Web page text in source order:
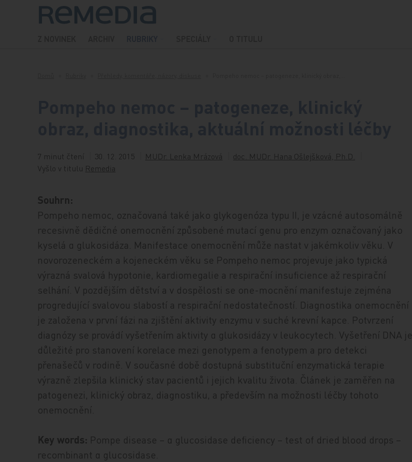
Přeskočit na obsah
7 minut čtení 30. 12. 2015 MUDr. Lenka Mrázová
doc. MUDr. Hana Ošlejšková, Ph.D.
Vyšlo v titulu Remedia
Souhrn:
Pompeho nemoc, označovaná také jako glykogenóza typu II, je vzácné autosomálně
recesivně dědičné onemocnění způsobené mutací genu pro enzym označovaný jako
kyselá α glukosidáza. Manifestace onemocnění může nastat v jakémkoliv věku. V
novorozeneckém a kojeneckém věku se Pompeho nemoc projevuje jako typická
výrazná svalová hypotonie, kardiomegalie a respirační insuficience až respirační
selhání. V pozdějším dětství a v dospělosti se one-mocnění manifestuje zejména
progredující svalovou slabostí a respirační nedostatečností. Diagnostika onemocnění
je založena v první fázi na zjištění aktivity enzymu v suché krevní kapce. Potvrzení
diagnózy se provádí vyšetřením aktivity α glukosidázy v leukocytech. Vyšetření DNA je
důležité pro stanovení korelace mezi genotypem a fenotypem a pro detekci
přenašečů v rodině. V současné době dostupná substituční enzymatická terapie
výrazně zlepšila klinický stav pacientů i jejich kvalitu života. Článek je zaměřen na
patogenezi, klinický obraz, diagnostiku, a především na možnosti léčby tohoto
onemocnění.
Key words: Pompe disease – α glucosidase deficiency – test of dried blood drops –
recombinant α glucosidase.